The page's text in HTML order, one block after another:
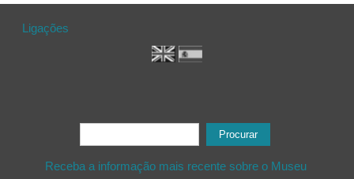
Ligações
Formulário de procura
Receba a informação mais recente sobre o Museu